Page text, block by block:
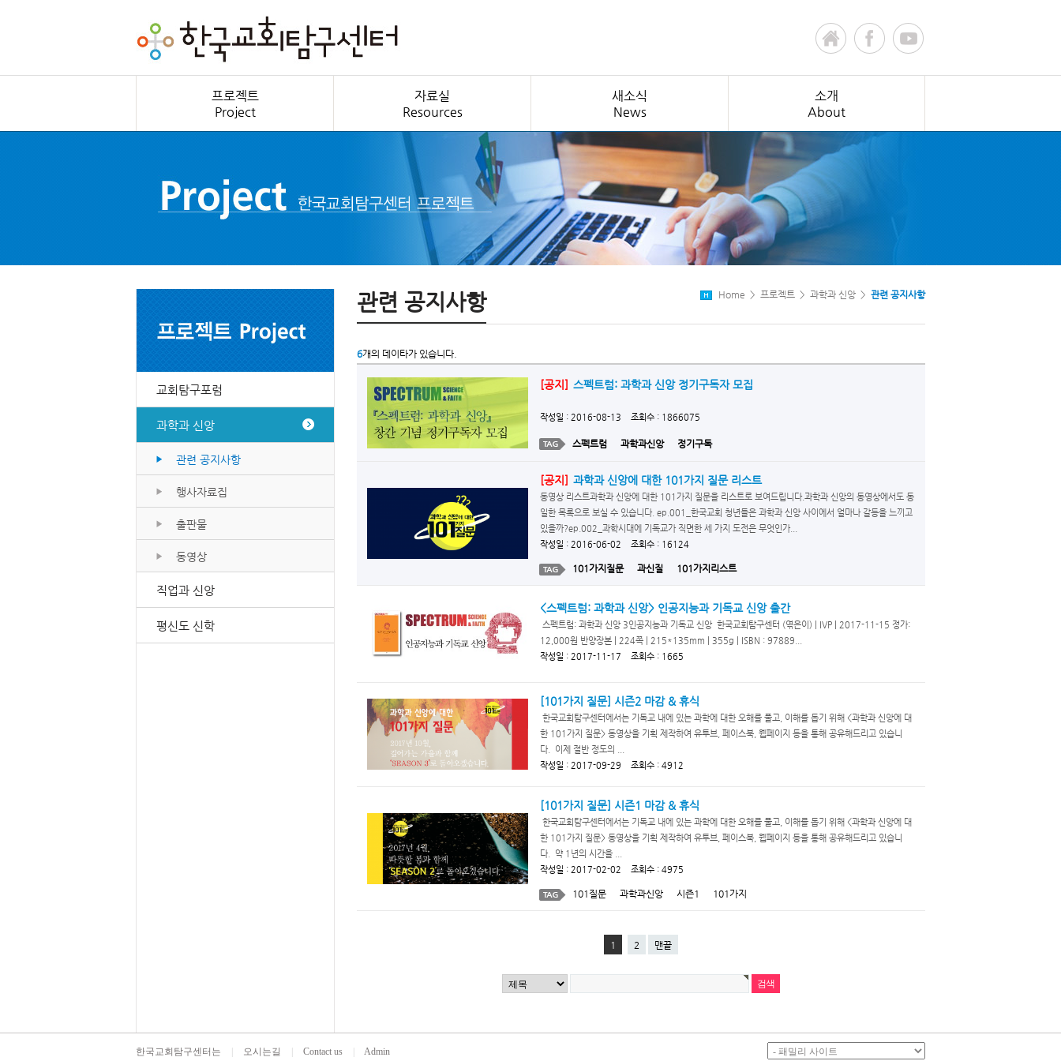
프로젝트
Project
자료실
Resources
새소식
News
소개
About
교회탐구포럼
과학과 신앙
관련 공지사항
행사자료집
출판물
동영상
직업과 신앙
평신도 신학
관련 공지사항 Home > 프로젝트 > 과학과 신앙 > 관련 공지사항
6개의 데이타가 있습니다.
[공지] 스펙트럼: 과학과 신앙 정기구독자 모집
작성일 : 2016-08-13 조회수 : 1866075
스펙트럼 과학과신앙 정기구독
[공지] 과학과 신앙에 대한 101가지 질문 리스트
동영상 리스트과학과 신앙에 대한 101가지 질문을 리스트로 보여드립니다.과학과 신앙의 동영상에서도 동
일한 목록으로 보실 수 있습니다. ep.001_한국교회 청년들은 과학과 신앙 사이에서 얼마나 갈등을 느끼고
있을까?ep.002_과학시대에 기독교가 직면한 세 가지 도전은 무엇인가...
작성일 : 2016-06-02 조회수 : 16124
101가지질문 과신질 101가지리스트
<스펙트럼: 과학과 신앙> 인공지능과 기독교 신앙 출간
스펙트럼: 과학과 신앙 3인공지능과 기독교 신앙 한국교회탐구센터 (엮은이) | IVP | 2017-11-15 정가:
12,000원 반양장본 | 224쪽 | 215*135mm | 355g | ISBN : 97889...
작성일 : 2017-11-17 조회수 : 1665
[101가지 질문] 시즌2 마감 & 휴식
한국교회탐구센터에서는 기독교 내에 있는 과학에 대한 오해를 풀고, 이해를 돕기 위해 <과학과 신앙에 대
한 101가지 질문> 동영상을 기획 제작하여 유투브, 페이스북, 웹페이지 등을 통해 공유해드리고 있습니
다. 이제 절반 정도의 ...
작성일 : 2017-09-29 조회수 : 4912
[101가지 질문] 시즌1 마감 & 휴식
한국교회탐구센터에서는 기독교 내에 있는 과학에 대한 오해를 풀고, 이해를 돕기 위해 <과학과 신앙에 대
한 101가지 질문> 동영상을 기획 제작하여 유투브, 페이스북, 웹페이지 등을 통해 공유해드리고 있습니
다. 약 1년의 시간을 ...
작성일 : 2017-02-02 조회수 : 4975
101질문 과학과신앙 시즌1 101가지
1 2 맨끝
한국교회탐구센터는 오시는길 Contact us Admin